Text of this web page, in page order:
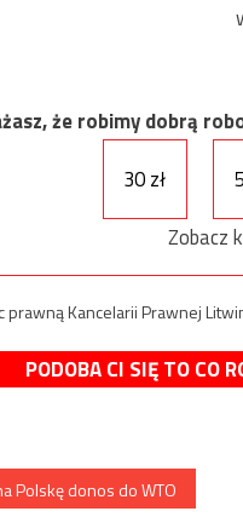
że robimy dobrą
30 zł
Zobacz
prawną Kancelarii Prawnej
PODOBA CI SIĘ TO CO
Polskę donos do WTO